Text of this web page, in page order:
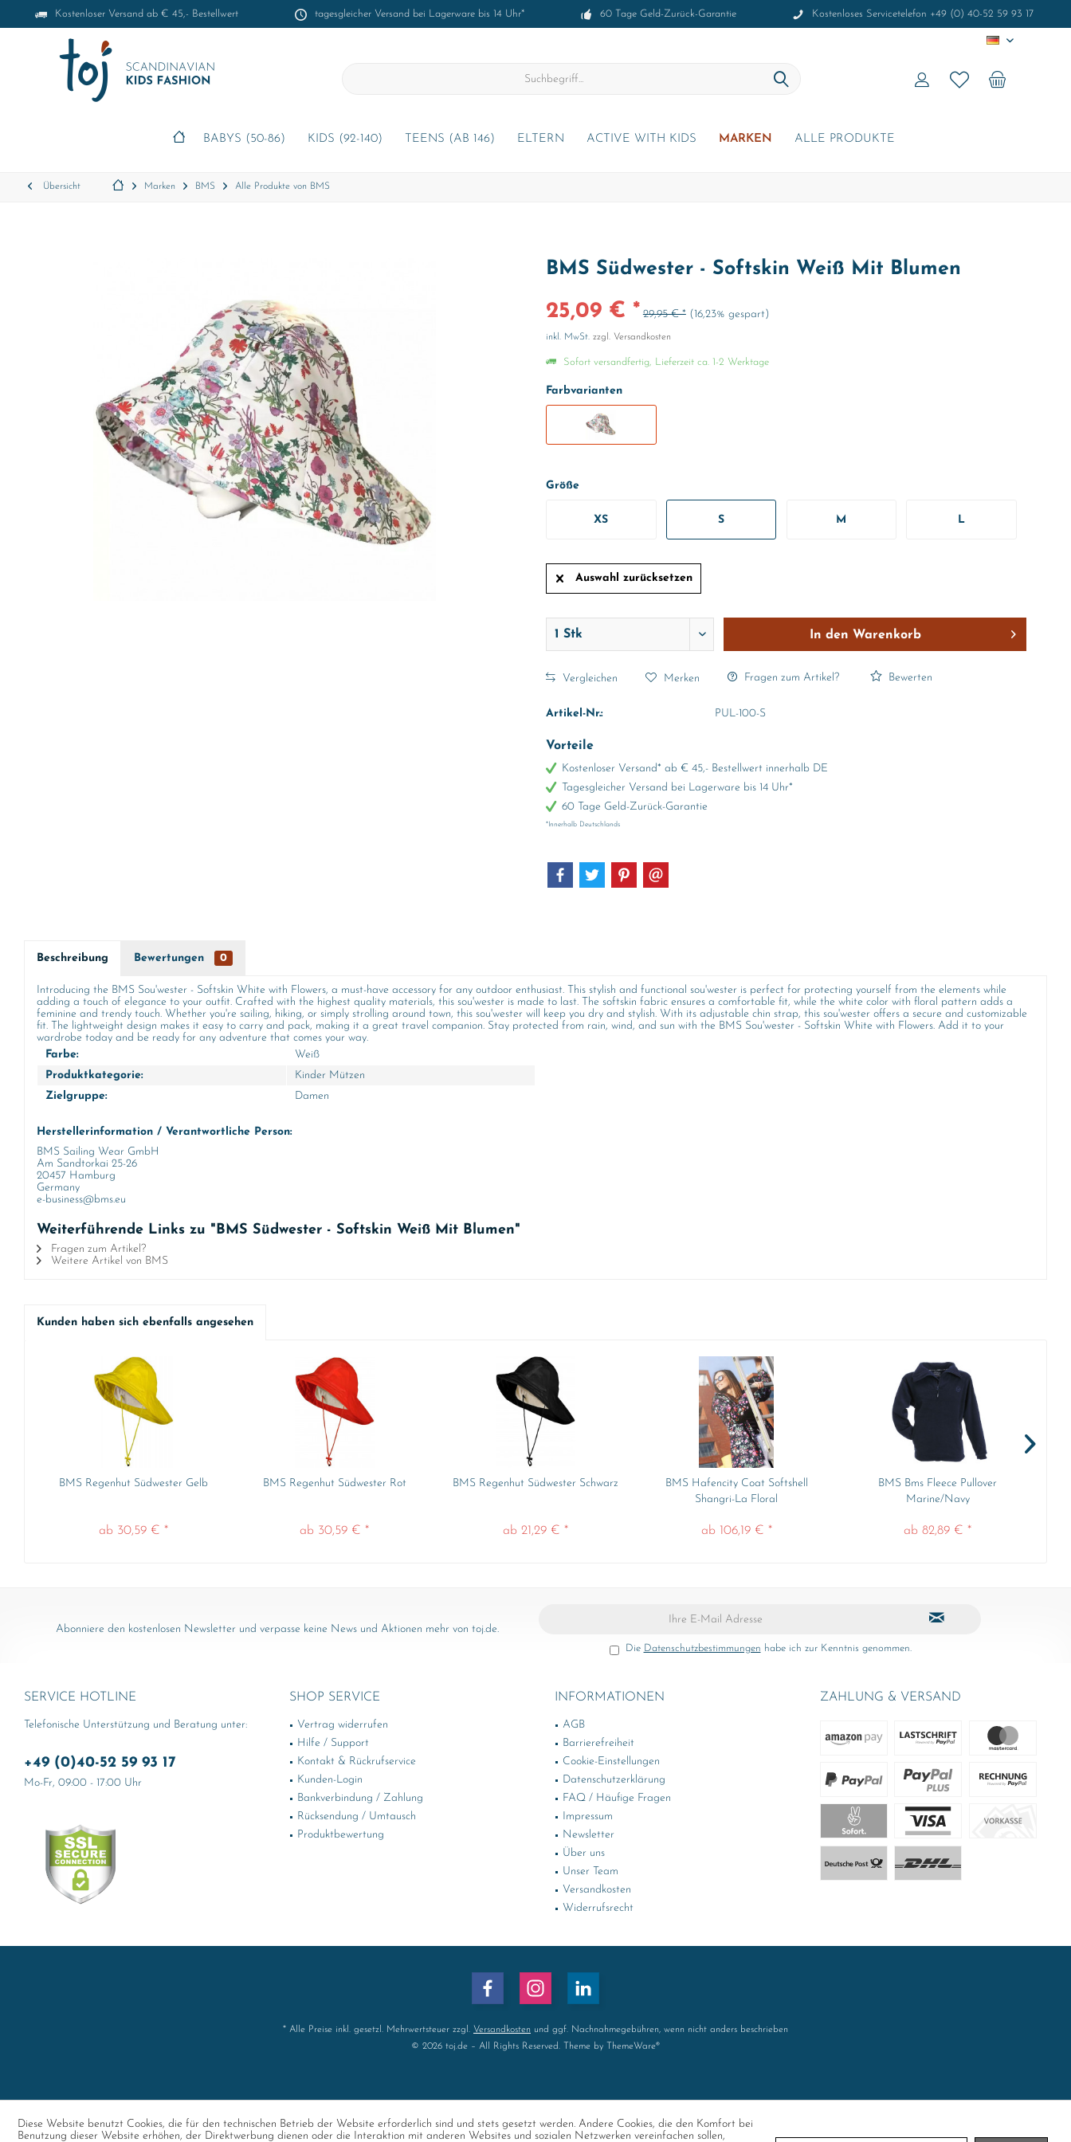
Kostenloser Versand ab € 45,- Bestellwert tagesgleicher Versand bei Lagerware bis 14 Uhr* 60 Tage Geld-Zurück-Garantie Kostenloses Servicetelefon +49 (0) 40-52 59 93 17
DE
BABYS (50-86) KIDS (92-140) TEENS (AB 146) ELTERN ACTIVE WITH KIDS MARKEN ALLE PRODUKTE
Übersicht Marken BMS Alle Produkte von BMS
BMS Südwester - Softskin Weiß Mit Blumen
25,09 € * 29,95 € * (16,23% gespart)
inkl. MwSt. zzgl. Versandkosten
Sofort versandfertig, Lieferzeit ca. 1-2 Werktage
Farbvarianten
Größe
XS S M L
Auswahl zurücksetzen
In den Warenkorb
Vergleichen Merken Fragen zum Artikel? Bewerten
Artikel-Nr.: PUL-100-S
Vorteile
Kostenloser Versand* ab € 45,- Bestellwert innerhalb DE
Tagesgleicher Versand bei Lagerware bis 14 Uhr*
60 Tage Geld-Zurück-Garantie
*Innerhalb Deutschlands
Beschreibung Bewertungen 0
Introducing the BMS Sou'wester - Softskin White with Flowers, a must-have accessory for any outdoor enthusiast. This stylish and functional sou'wester is perfect for protecting yourself from the elements while
adding a touch of elegance to your outfit. Crafted with the highest quality materials, this sou'wester is made to last. The softskin fabric ensures a comfortable fit, while the white color with floral pattern adds a
feminine and trendy touch. Whether you're sailing, hiking, or simply strolling around town, this sou'wester will keep you dry and stylish. With its adjustable chin strap, this sou'wester offers a secure and customizable
fit. The lightweight design makes it easy to carry and pack, making it a great travel companion. Stay protected from rain, wind, and sun with the BMS Sou'wester - Softskin White with Flowers. Add it to your
wardrobe today and be ready for any adventure that comes your way.
Farbe:
Weiß
Produktkategorie:
Kinder Mützen
Zielgruppe:
Damen
Herstellerinformation / Verantwortliche Person:
BMS Sailing Wear GmbH
Am Sandtorkai 25-26
20457 Hamburg
Germany
e-business@bms.eu
Weiterführende Links zu "BMS Südwester - Softskin Weiß Mit Blumen"
Fragen zum Artikel?
Weitere Artikel von BMS
Kunden haben sich ebenfalls angesehen
BMS Regenhut Südwester Gelb
ab 30,59 € *
BMS Regenhut Südwester Rot
ab 30,59 € *
BMS Regenhut Südwester Schwarz
ab 21,29 € *
BMS Hafencity Coat Softshell
Shangri-La Floral
ab 106,19 € *
BMS Bms Fleece Pullover
Marine/Navy
ab 82,89 € *
Abonniere den kostenlosen Newsletter und verpasse keine News und Aktionen mehr von toj.de.
Die Datenschutzbestimmungen habe ich zur Kenntnis genommen.
SERVICE HOTLINE
Telefonische Unterstützung und Beratung unter:
+49 (0)40-52 59 93 17
Mo-Fr, 09:00 - 17:00 Uhr
SHOP SERVICE
Vertrag widerrufen
Hilfe / Support
Kontakt & Rückrufservice
Kunden-Login
Bankverbindung / Zahlung
Rücksendung / Umtausch
Produktbewertung
INFORMATIONEN
AGB
Barrierefreiheit
Cookie-Einstellungen
Datenschutzerklärung
FAQ / Häufige Fragen
Impressum
Newsletter
Über uns
Unser Team
Versandkosten
Widerrufsrecht
ZAHLUNG & VERSAND
* Alle Preise inkl. gesetzl. Mehrwertsteuer zzgl. Versandkosten und ggf. Nachnahmegebühren, wenn nicht anders beschrieben
© 2026 toj.de – All Rights Reserved. Theme by
ThemeWare®
Diese Website benutzt Cookies, die für den technischen Betrieb der Website erforderlich sind und stets gesetzt werden. Andere Cookies, die den Komfort bei
Benutzung dieser Website erhöhen, der Direktwerbung dienen oder die Interaktion mit anderen Websites und sozialen Netzwerken vereinfachen sollen,